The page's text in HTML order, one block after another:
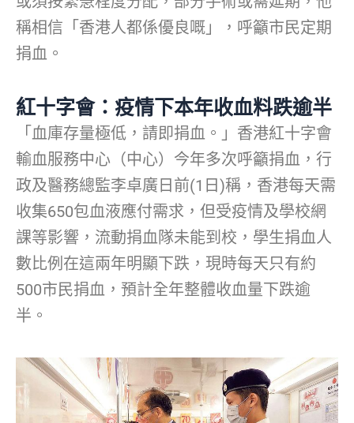
稱相信「香港人都係優良嘅」，呼籲市民定期
捐血。
紅十字會：疫情下本年收血料跌逾半
「血庫存量極低，請即捐血。」香港紅十字會
輸血服務中心（中心）今年多次呼籲捐血，行
政及醫務總監李卓廣日前(1日)稱，香港每天需
收集650包血液應付需求，但受疫情及學校網
課等影響，流動捐血隊未能到校，學生捐血人
數比例在這兩年明顯下跌，現時每天只有約
500市民捐血，預計全年整體收血量下跌逾
半。